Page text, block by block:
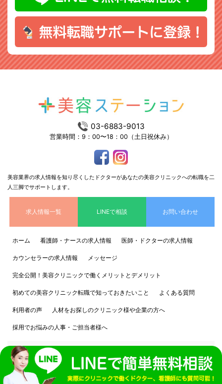
03-6883-9013
営業時間：9：00〜18：00（土日祝休み）
美容業界の求人情報を知り尽くしたドクターがあなたの美容クリニックへの転職を二
人三脚でサポートします。
求人情報一覧 LINEで相談 お問い合わせ
ホーム 看護師・ナースの求人情報 医師・ドクターの求人情報
カウンセラーの求人情報 メッセージ
完全公開！美容クリニックで働くメリットとデメリット
初めての美容クリニック転職で知っておきたいこと よくある質問
利用者の声 人材をお探しのクリニック様や企業の方へ
採用でお悩みの人事・ご担当者様へ
個人情報保護方針
Copyright © 美容ステーション All Rights Reserved.